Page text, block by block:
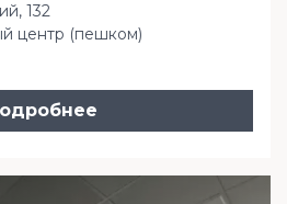
132
центр (пешком)